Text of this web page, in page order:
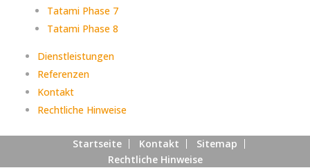
Tatami Phase 7
Tatami Phase 8
Dienstleistungen
Referenzen
Kontakt
Rechtliche Hinweise
Startseite Kontakt
Sitemap
Rechtliche Hinweise